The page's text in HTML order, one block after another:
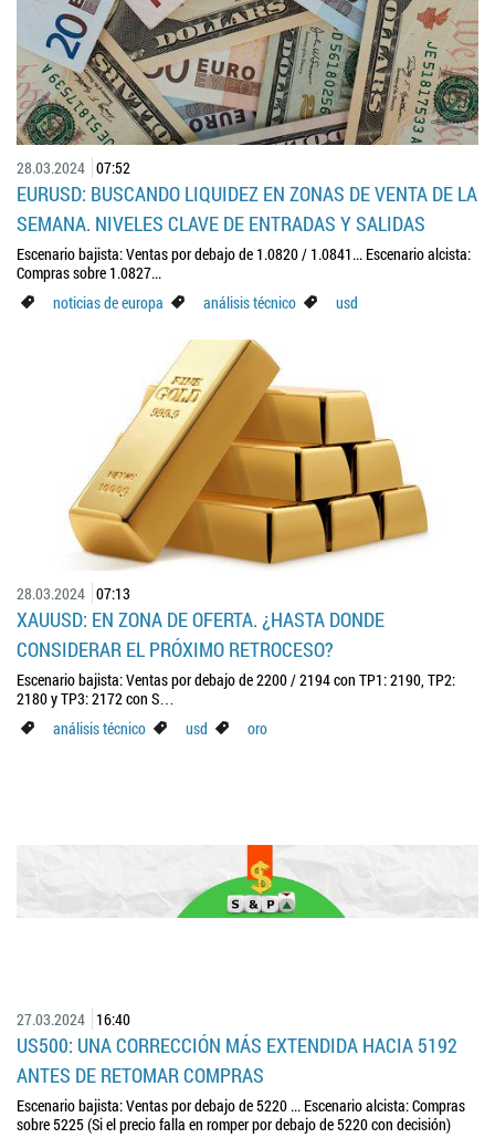
28.03.2024 07:52
EURUSD: BUSCANDO LIQUIDEZ EN ZONAS DE VENTA DE LA
SEMANA. NIVELES CLAVE DE ENTRADAS Y SALIDAS
Escenario bajista: Ventas por debajo de 1.0820 / 1.0841... Escenario alcista:
Compras sobre 1.0827...
noticias de europa
análisis técnico usd
28.03.2024 07:13
XAUUSD: EN ZONA DE OFERTA. ¿HASTA DONDE
CONSIDERAR EL PRÓXIMO RETROCESO?
Escenario bajista: Ventas por debajo de 2200 / 2194 con TP1: 2190, TP2:
2180 y TP3: 2172 con S…
análisis técnico
usd oro
27.03.2024 16:40
US500: UNA CORRECCIÓN MÁS EXTENDIDA HACIA 5192
ANTES DE RETOMAR COMPRAS
Escenario bajista: Ventas por debajo de 5220 ... Escenario alcista: Compras
sobre 5225 (Si el precio falla en romper por debajo de 5220 con decisión)